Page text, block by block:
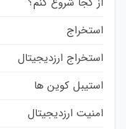
استخراج
استخراج ارزدیجیتال
استیبل کوین ها
امنیت ارزدیجیتال